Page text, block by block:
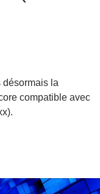
désormais la
compatible avec
(octobre 2018)